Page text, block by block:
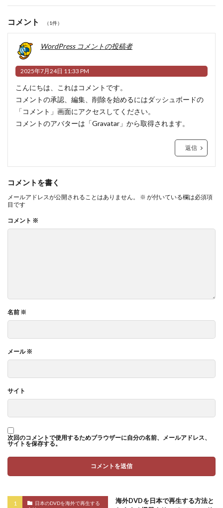
コメント （1件）
WordPress コメントの投稿者
2025年7月24日 11:33 PM
こんにちは、これはコメントです。
コメントの承認、編集、削除を始めるにはダッシュボードの
「コメント」画面にアクセスしてください。
コメントのアバターは「Gravatar 」から取得されます。
返信
コメントを書く
メールアドレスが公開されることはありません。 ※ が付いている欄は必須項
目です
コメント ※
名前 ※
メール※
サイト
次回のコメントで使用するためブラウザーに自分の名前、メールアドレス、
サイトを保存する。
日本のDVDを海外で再生する
海外DVDを日本で再生する方法と